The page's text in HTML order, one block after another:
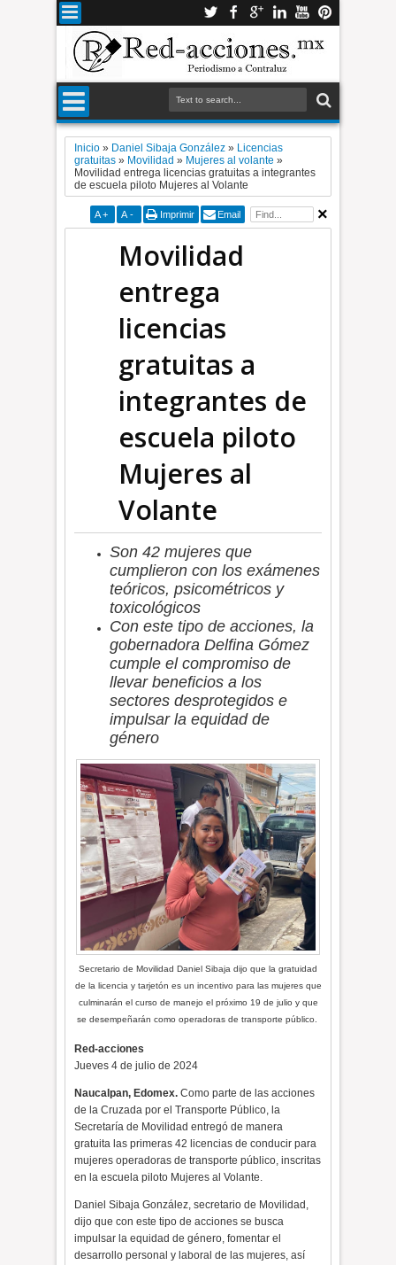
Inicio » Daniel Sibaja González » Licencias
gratuitas » Movilidad » Mujeres al volante »
Movilidad entrega licencias gratuitas a integrantes
de escuela piloto Mujeres al Volante
A + A - Imprimir Email
Movilidad
entrega
licencias
gratuitas a
integrantes de
escuela piloto
Mujeres al
Volante
Son 42 mujeres que
cumplieron con los exámenes
teóricos, psicométricos y
toxicológicos
Con este tipo de acciones, la
gobernadora Delfina Gómez
cumple el compromiso de
llevar beneficios a los
sectores desprotegidos e
impulsar la equidad de
género
Secretario de Movilidad Daniel Sibaja dijo que la gratuidad
de la licencia y tarjetón es un incentivo para las mujeres que
culminarán el curso de manejo el próximo 19 de julio y que
se desempeñarán como operadoras de transporte público.
Red-acciones
Jueves 4 de julio de 2024
Naucalpan, Edomex.Como parte de las acciones
de la Cruzada por el Transporte Público, la
Secretaría de Movilidad entregó de manera
gratuita las primeras 42 licencias de conducir para
mujeres operadoras de transporte público, inscritas
en la escuela piloto Mujeres al Volante.
Daniel Sibaja González, secretario de Movilidad,
dijo que con este tipo de acciones se busca
impulsar la equidad de género, fomentar el
desarrollo personal y laboral de las mujeres, así